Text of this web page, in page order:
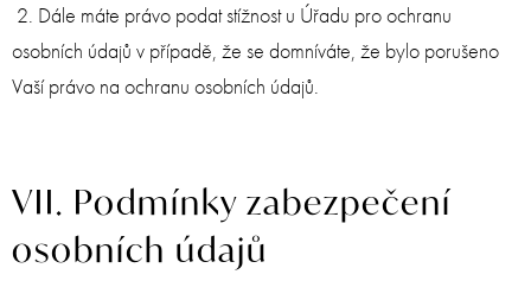
2. Dále máte právo podat stížnost u Úřadu pro ochranu
osobních údajů v případě, že se domníváte, že bylo porušeno
Vaší právo na ochranu osobních údajů.
VII. Podmínky zabezpečení
osobních údajů